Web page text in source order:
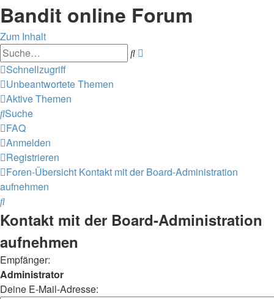
Bandit online Forum
Zum Inhalt
Suche
Schnellzugriff
Unbeantwortete Themen
Aktive Themen
Suche
FAQ
Anmelden
Registrieren
Foren-Übersicht Kontakt mit der Board-Administration
aufnehmen
Suche
Kontakt mit der Board-Administration
aufnehmen
Empfänger:
Administrator
Deine E-Mail-Adresse: